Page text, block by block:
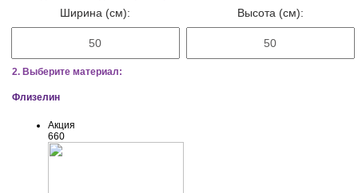
Ширина (см): Высота (см):
2. Выберите материал:
Флизелин
Акция
660